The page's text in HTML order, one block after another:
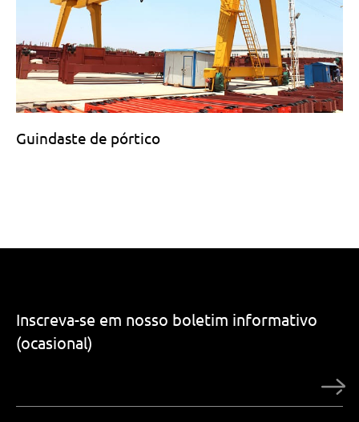
Guindaste de pórtico
Inscreva-se em nosso boletim informativo
(ocasional)